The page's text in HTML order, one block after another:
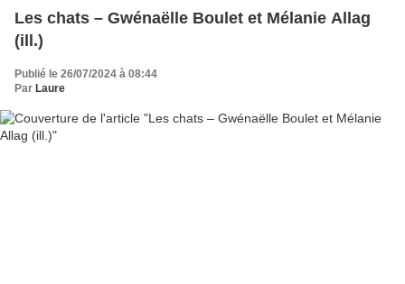
Les chats – Gwénaëlle Boulet et Mélanie Allag
(ill.)
Publié le 26/07/2024 à 08:44
Par Laure